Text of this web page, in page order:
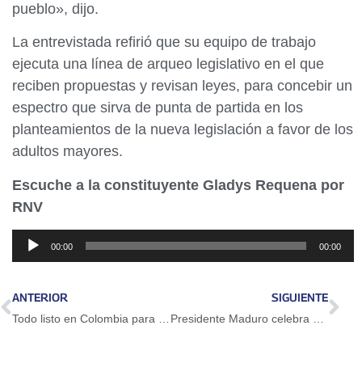
pueblo», dijo.
La entrevistada refirió que su equipo de trabajo
ejecuta una línea de arqueo legislativo en el que
reciben propuestas y revisan leyes, para concebir un
espectro que sirva de punta de partida en los
planteamientos de la nueva legislación a favor de los
adultos mayores.
Escuche a la constituyente Gladys Requena por
RNV
Reproductor
de
00:00 00:00
ANTERIOR
Todo listo en Colombia para segunda vuelta Presidencial este domingo 17J
SIGUIENTE
Presidente Maduro celebra 155 años del natalicio de Arturo Michelena